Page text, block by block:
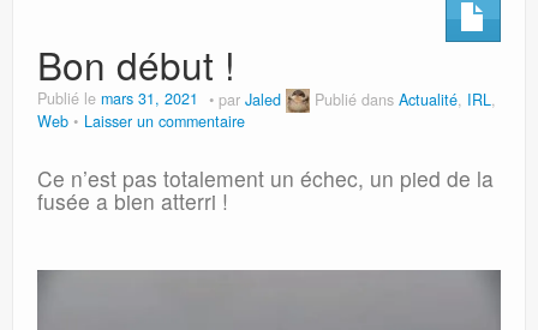
Bon début !
Publié le mars 31, 2021 par Jaled Publié dans Actualité, IRL,
Web
Laisser un commentaire
Ce n’est pas totalement un échec, un pied de la
fusée a bien atterri !